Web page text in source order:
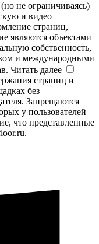
не ограничиваясь)
и видео
страниц,
являются объектами
собственность,
и международными
Читать далее
страниц и
без
Запрещаются
у пользователей
что представленные